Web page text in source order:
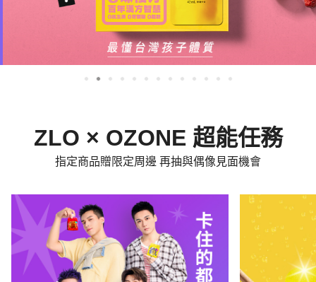
ZLO × OZONE 超能任務
指定商品贈限定周邊 再抽與偶像見面機會